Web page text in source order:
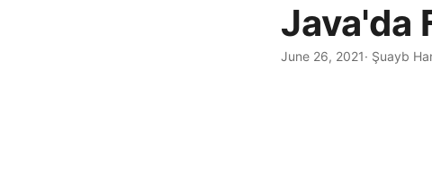
Java'da
June 26, 2021· Şuayb